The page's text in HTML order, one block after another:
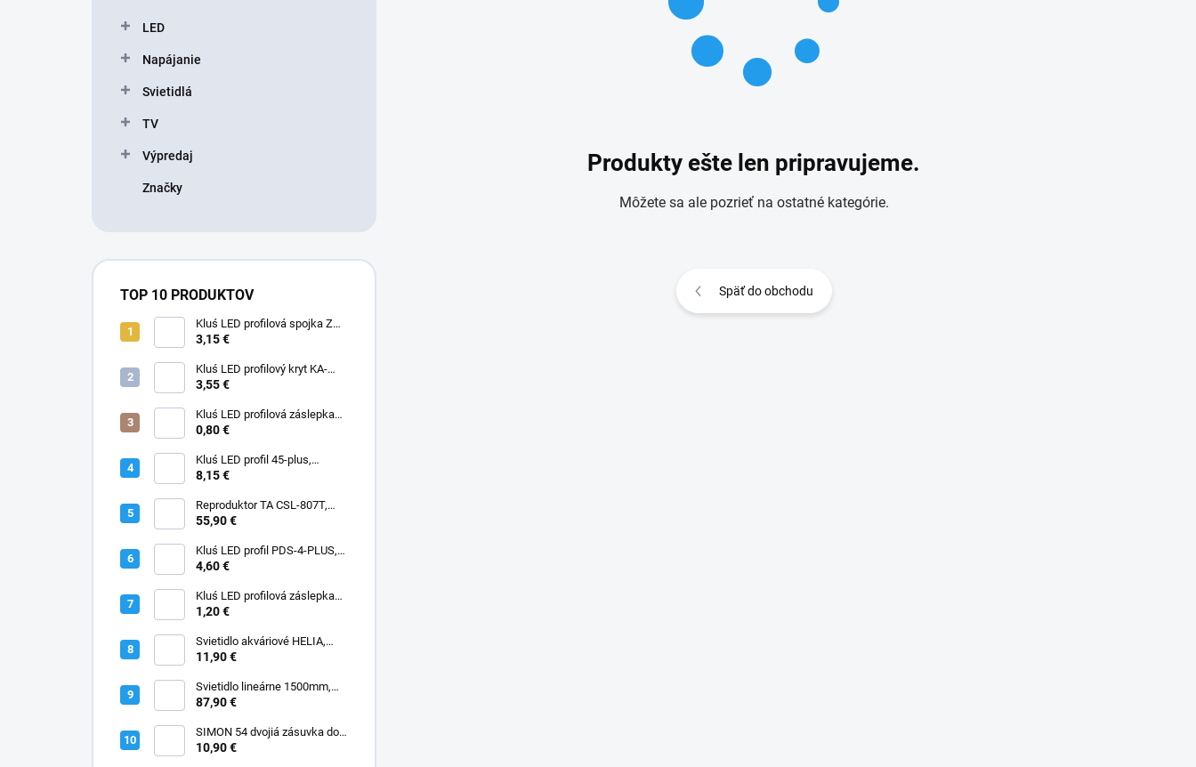
LED
Napájanie
Svietidlá
TV
Výpredaj
Značky
TOP 10 PRODUKTOV
Kluś LED profilová spojka ZM-
180, C28075N00
3,15 €
Kluś LED profilový kryt KA-
PRO, B17064F (17064),
3,55 €
Kluś LED profilová záslepka
45-PLUS, C20000C07,
0,80 €
Kluś LED profil 45-plus,
A00005
8,15 €
Reproduktor TA CSL-807T,
100V, 2-cestný, 40W
55,90 €
Kluś LED profil PDS-4-PLUS,
A01263 (C1263)
4,60 €
Kluś LED profilová záslepka
PDS-4-PLUS, C24337C07
1,20 €
Svietidlo akváriové HELIA,
LED 5W, bielo-modré, 235lm,
11,90 €
Svietidlo lineárne 1500mm,
LED 40/55/65/80W, 4000K,
87,90 €
SIMON 54 dvojiá zásuvka do
rámčekov PREMIUM, IP20,
10,90 €
Produkty ešte len pripravujeme.
Môžete sa ale pozrieť na ostatné kategórie.
Späť do obchodu